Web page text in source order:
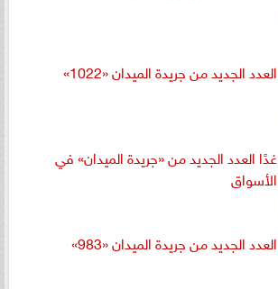
العدد الجديد من جريدة الميدان «1022»
غدًا العدد الجديد من «جريدة الميدان» في
الأسواق
العدد الجديد من جريدة الميدان «983»